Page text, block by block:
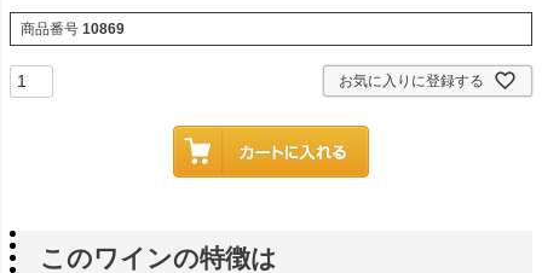
商品番号 10869
お気に入りに登録する
このワインの特徴は